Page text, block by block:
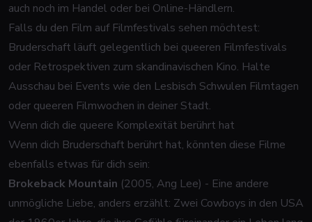
auch noch im Handel oder bei Online-Händlern.
Falls du den Film auf Filmfestivals sehen möchtest:
Bruderschaft läuft gelegentlich bei queeren Filmfestivals
oder Retrospektiven zum skandinavischen Kino. Halte
Ausschau bei Events wie den Lesbisch Schwulen Filmtagen
oder queeren Filmwochen in deiner Stadt.
Wenn dich die queere Komplexität berührt hat
Wenn dich Bruderschaft berührt hat, könnten diese Filme
ebenfalls etwas für dich sein:
Brokeback Mountain (2005, Ang Lee) - Eine andere
unmögliche Liebe, anders erzählt: Zwei Cowboys in den USA